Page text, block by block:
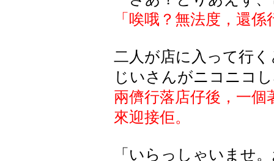
「唉哦？無法度，還
二人が店に入って行
じいさんがニコニコ
兩儕行落店仔後，一個
來迎接佢。
「いらっしゃいませ